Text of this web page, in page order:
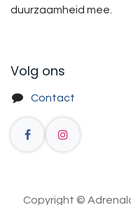
duurzaamheid mee.
Volg ons
Contact
Copyright ©